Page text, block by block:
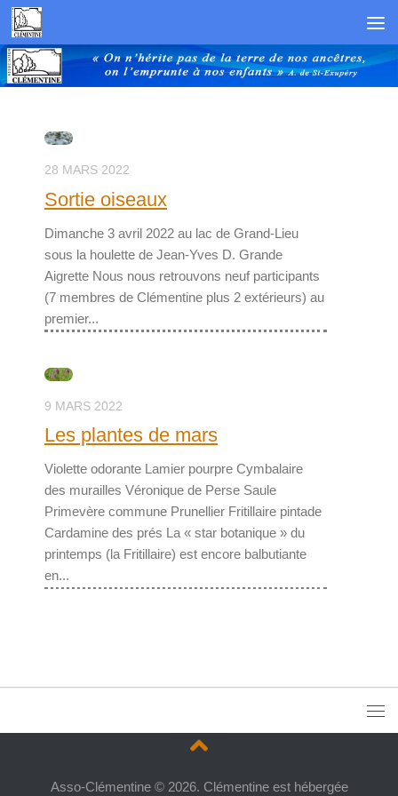
Skip to content
28 MARS 2022
Sortie oiseaux
Dimanche 3 avril 2022 au lac de Grand-Lieu
sous la houlette de Jean-Yves D. Grande
Aigrette Nous nous retrouvons neuf participants
(7 membres de Clémentine plus 2 extérieurs) au
premier...
9 MARS 2022
Les plantes de mars
Violette odorante Lamier pourpre Cymbalaire
des murailles Véronique de Perse Saule
Primevère commune Prunellier Fritillaire pintade
Cardamine des prés La « star botanique » du
printemps (la Fritillaire) est encore balbutiante
en...
Asso-Clémentine © 2026. Clémentine est hébergée